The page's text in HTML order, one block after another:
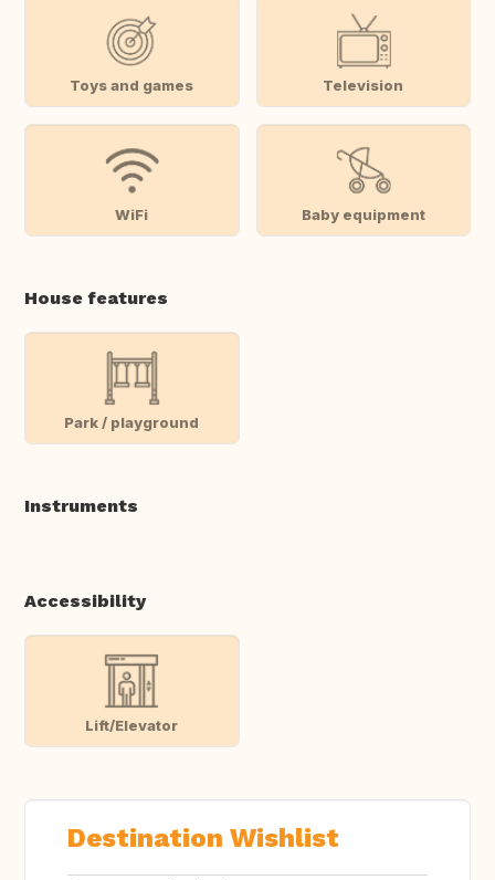
Toys and games Television
WiFi Baby equipment
House features
Park / playground
Instruments
Accessibility
Lift/Elevator
Destination Wishlist